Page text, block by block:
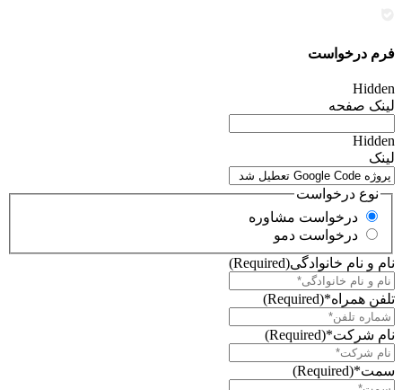
فرم درخواست
Hidden
لینک صفحه
Hidden
لینک
نوع درخواست
درخواست مشاوره
درخواست دمو
نام و نام خانوادگی(Required)
تلفن همراه*(Required)
نام شرکت*(Required)
سمت*(Required)